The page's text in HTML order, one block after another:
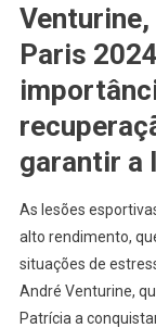
Paris
garantir a
As lesões
alto rendimento,
situações de
André Venturine,
Patrícia a